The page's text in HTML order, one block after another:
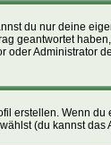
du nur deine
geantwortet
erstellen. Wenn du
(du kannst